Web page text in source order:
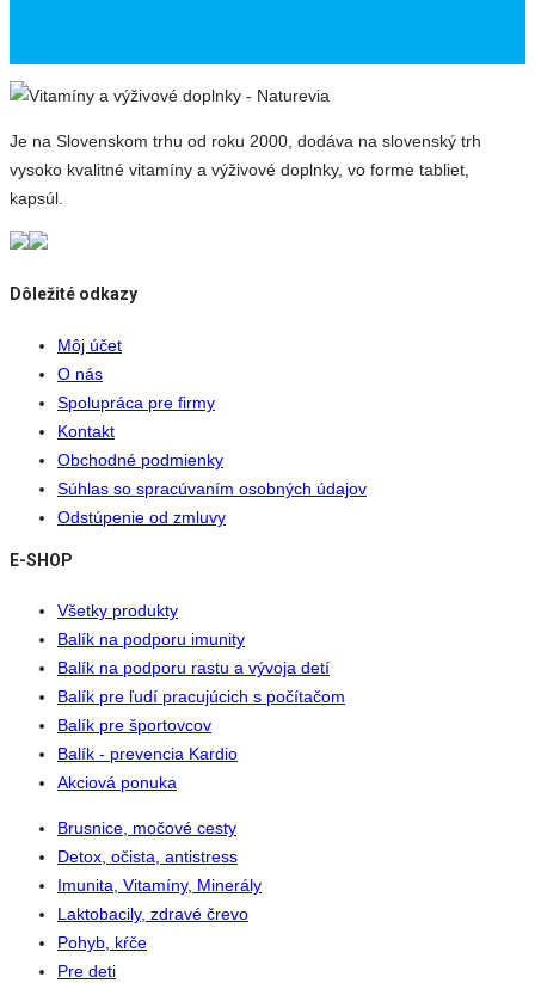
Je na Slovenskom trhu od roku 2000, dodáva na slovenský trh
vysoko kvalitné vitamíny a výživové doplnky, vo forme tabliet,
kapsúl.
Dôležité odkazy
Môj účet
O nás
Spolupráca pre firmy
Kontakt
Obchodné podmienky
Súhlas so spracúvaním osobných údajov
Odstúpenie od zmluvy
E-SHOP
Všetky produkty
Balík na podporu imunity
Balík na podporu rastu a vývoja detí
Balík pre ľudí pracujúcich s počítačom
Balík pre športovcov
Balík - prevencia Kardio
Akciová ponuka
Brusnice, močové cesty
Detox, očista, antistress
Imunita, Vitamíny, Minerály
Laktobacily, zdravé črevo
Pohyb, kŕče
Pre deti